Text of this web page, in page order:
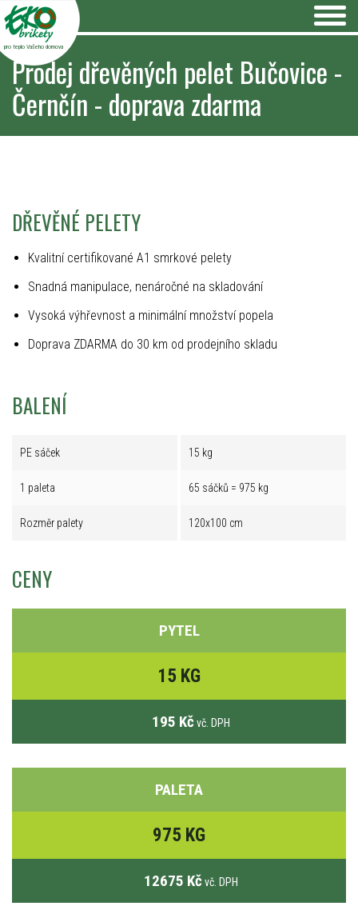
pro teplo Vašeho domova
Prodej dřevěných pelet Bučovice -
Černčín - doprava zdarma
DŘEVĚNÉ PELETY
Kvalitní certifikované A1 smrkové pelety
Snadná manipulace, nenáročné na skladování
Vysoká výhřevnost a minimální množství popela
Doprava ZDARMA do 30 km od prodejního skladu
BALENÍ
PE sáček 15 kg
1 paleta 65 sáčků = 975 kg
Rozměr palety 120x100 cm
CENY
PYTEL
15 KG
195 Kč vč. DPH
PALETA
975 KG
12675 Kč vč. DPH